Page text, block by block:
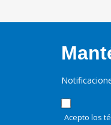
Acepto los